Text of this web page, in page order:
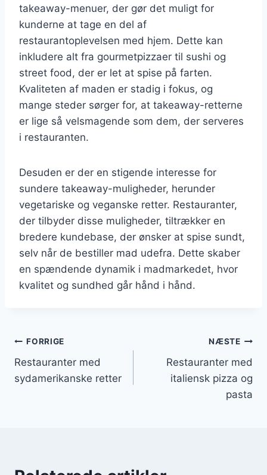
takeaway-menuer, der gør det muligt for
kunderne at tage en del af
restaurantoplevelsen med hjem. Dette kan
inkludere alt fra gourmetpizzaer til sushi og
street food, der er let at spise på farten.
Kvaliteten af maden er stadig i fokus, og
mange steder sørger for, at takeaway-retterne
er lige så velsmagende som dem, der serveres
i restauranten.
Desuden er der en stigende interesse for
sundere takeaway-muligheder, herunder
vegetariske og veganske retter. Restauranter,
der tilbyder disse muligheder, tiltrækker en
bredere kundebase, der ønsker at spise sundt,
selv når de bestiller mad udefra. Dette skaber
en spændende dynamik i madmarkedet, hvor
kvalitet og sundhed går hånd i hånd.
Indlægsnavigation
FORRIGE
Restauranter med
sydamerikanske retter
NÆSTE
Restauranter med
italiensk pizza og
pasta